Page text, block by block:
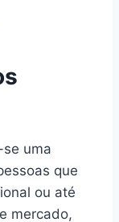
uma
que
ou até
mercado,